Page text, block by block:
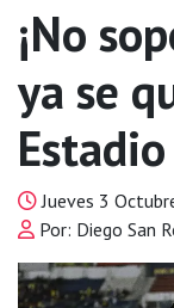
¡No
ya se
Jueves 3
Por: Diego San